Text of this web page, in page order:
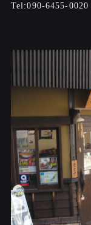
090-6455-0020